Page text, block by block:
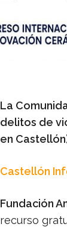
La
delitos de
en
Castellón
Fundación
recurso